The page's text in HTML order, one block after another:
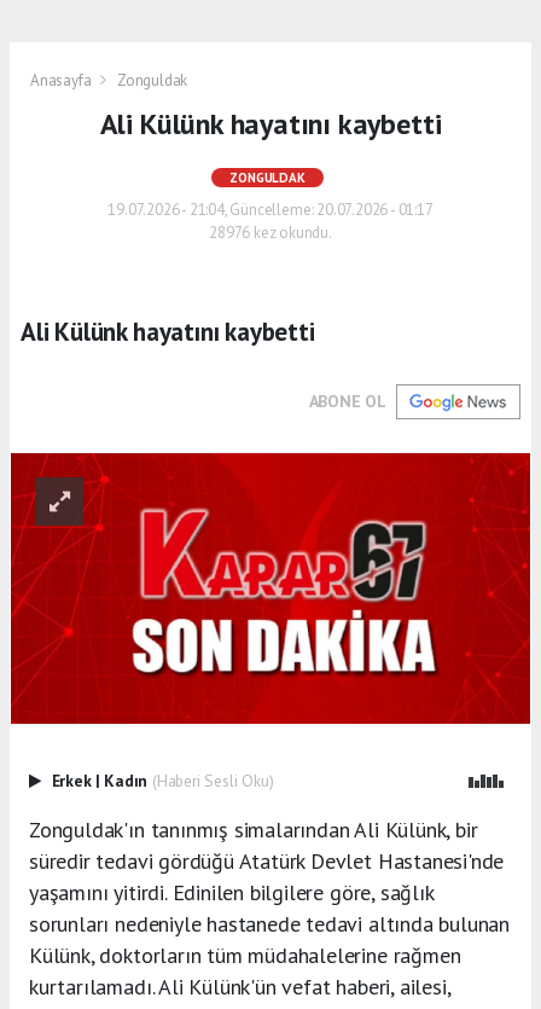
Anasayfa Zonguldak
Ali Külünk hayatını kaybetti
ZONGULDAK
19.07.2026 - 21:04, Güncelleme: 20.07.2026 - 01:17
28976 kez okundu.
Ali Külünk hayatını kaybetti
ABONE OL
Erkek | Kadın (Haberi Sesli Oku)
Zonguldak'ın tanınmış simalarından Ali Külünk, bir
süredir tedavi gördüğü Atatürk Devlet Hastanesi'nde
yaşamını yitirdi. Edinilen bilgilere göre, sağlık
sorunları nedeniyle hastanede tedavi altında bulunan
Külünk, doktorların tüm müdahalelerine rağmen
kurtarılamadı. Ali Külünk'ün vefat haberi, ailesi,